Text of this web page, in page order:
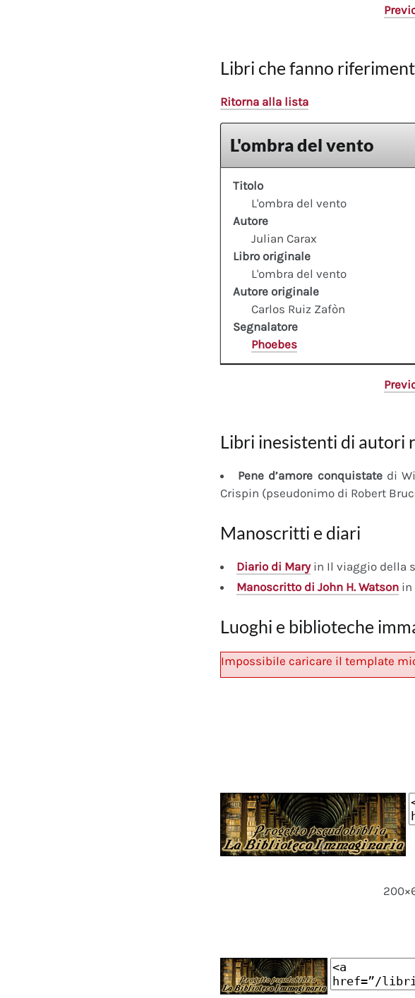
Libri che fanno
Ritorna alla lista
L'ombra del vento
Titolo
L'ombra del vento
Autore
Julian Carax
Libro originale
L'ombra del vento
Autore originale
Carlos Ruiz Zafòn
Segnalatore
Phoebes
Libri inesistenti di autori
Pene d’amore conquistatedi
Crispin (pseudonimo di Robert
Manoscritti e diari
Diario di Maryin Il viaggio della
Manoscritto di John H. Watson in
Luoghi e biblioteche
Impossibile caricare il template